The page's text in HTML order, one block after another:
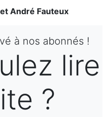
André Fauteux
à nos abonnés !
lire
?